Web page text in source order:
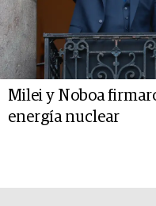
Milei y Noboa
energía nuclear